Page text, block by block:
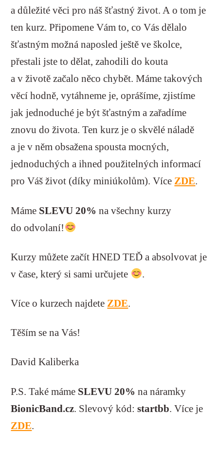
a důležité věci pro náš šťastný život. A o tom je
ten kurz. Připomene Vám to, co Vás dělalo
šťastným možná naposled ještě ve školce,
přestali jste to dělat, zahodili do kouta
a v životě začalo něco chybět. Máme takových
věcí hodně, vytáhneme je, oprášíme, zjistíme
jak jednoduché je být šťastným a zařadíme
znovu do života. Ten kurz je o skvělé náladě
a je v něm obsažena spousta mocných,
jednoduchých a ihned použitelných informací
pro Váš život (díky miniúkolům). Více ZDE.
Máme SLEVU 20% na všechny kurzy
do odvolaní!
Kurzy můžete začít HNED TEĎ a absolvovat je
v čase, který si sami určujete
.
Více o kurzech najdete ZDE.
Těším se na Vás!
David Kaliberka
P.S. Také máme SLEVU 20% na náramky
BionicBand.cz. Slevový kód:startbb. Více je
ZDE.